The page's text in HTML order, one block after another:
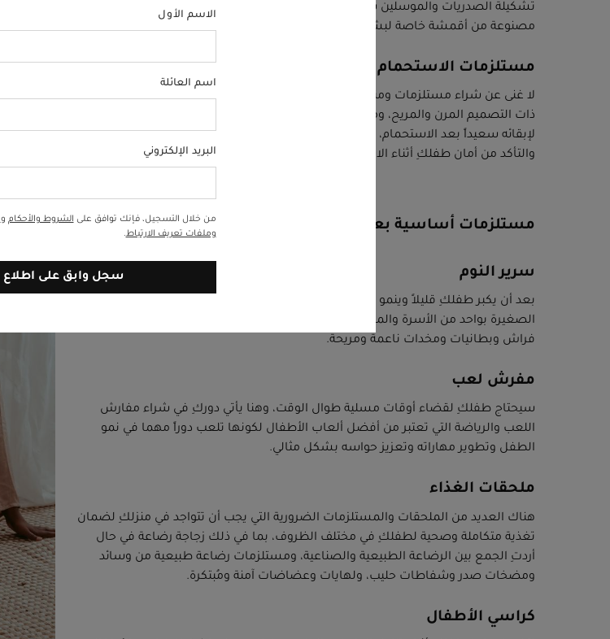
تشكيلة الصدريات والموسلين ستعمل على تنظيف طفلكِ بشكل آمن جداً لكونها
مصنوعة من أقمشة خاصة لبشرة الأطفال الرضع مع نسبة امتصاص عالية.
مستلزمات الاستحمام
لا غنى عن شراء مستلزمات ومنتجات الاستحمام للأطفال من أحواض الاستحمام الآمنة
ذات التصميم المرن والمريح، ومناشف حديثي الولادة لتحافظي على دفء طفلكِ وجفافه
لإبقائه سعيداً بعد الاستحمام، بالإضافة إلى ميزان حرارة مخصص لقياس حرارة الماء
والتأكد من أمان طفلكِ أثناء الاستحمام.
مستلزمات أساسية بعد مجيء طفلكِ إلى منزله الجديد
سرير النوم
بعد أن يكبر طفلكِ قليلاً وينمو حجمه، سيحين موعد استبدال سلال موسى والمهود
الصغيرة بواحد من الأسرة والمهود الأكبر حجماً، مما يعني أيضاً أنك ستحتاجين لشراء
فراش وبطانيات ومخدات ناعمة ومريحة.
مفرش لعب
سيحتاج طفلكِ لقضاء أوقات مسلية طوال الوقت، وهنا يأتي دوركِ في شراء مفارش
اللعب والرياضة التي تعتبر من أفضل ألعاب الأطفال لكونها تلعب دوراً مهما في نمو
الطفل وتطوير مهاراته وتعزيز حواسه بشكل مثالي.
ملحقات الغذاء
هناك العديد من الملحقات والمستلزمات الضرورية التي يجب أن تتواجد في منزلكِ لضمان
تغذية متكاملة وصحية لطفلكِ في مختلف الظروف، بما في ذلك زجاجة رضاعة في حال
أردتِ الجمع بين الرضاعة الطبيعية والصناعية، ومستلزمات رضاعة طبيعية من وسائد
ومضخات صدر وشفاطات حليب، ولهايات وعضاضات آمنة ومُبتكرة.
كراسي الأطفال
الاسم الأول
اسم العائلة
البريد الإلكتروني
من خلال التسجيل، فإنك توافق على الشروط والأحكام و
وملفات تعريف الارتباط.
سجل وابق على اطلاع